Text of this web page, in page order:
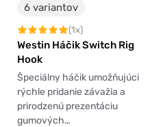
6 variantov
(1x)
Westin Háčik Switch Rig
Hook
Špeciálny háčik umožňujúci
rýchle pridanie závažia a
prirodzenú prezentáciu
gumových…